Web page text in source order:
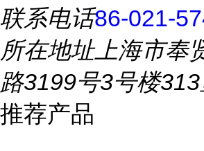
联系电话86-021-
所在地址上海市奉
路3199号3号楼
推荐产品